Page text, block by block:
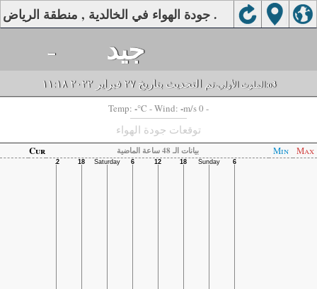
جودة الهواء في الخالدية , منطقة الرياض .
- جيد
تم التحديث بتاريخ ٢٧ فبراير ٢٠٢٢ ١١:١٨ -الملوث الأولي:o3
Temp: -°C - Wind: -m/s 0 -
توقعات جودة الهواء
Cur بيانات الـ 48 ساعة الماضية Min Max